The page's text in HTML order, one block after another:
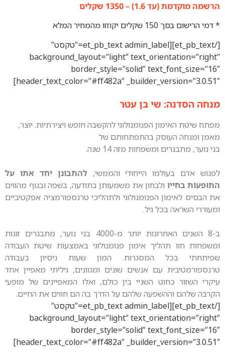
1350 שקלים
המלא
[/et_pb_text][et_pb_text admin_label=”טקסט”
background_layout=”light”
border_style=”solid”
header_text_color=”#ff482a”
שי בן עטר
הפנומנולוגי להקשבה חופש ויצירתיות. יוצר,
בהתפתחותם של
ומשפחות מזה 14 שנה.
הייחודי והממשי,להתבונן יחד אתו על
ולבחון את משמעותן בתודעה, בשפה ובגוף מהווים
הפנומנולוגי ולתהליכי טרנספורמציה אפקטיביים
בכל גיל.
ב-8 השנים האחרונות יותר מ-4000 בני נוער, מתבגרים זוגות
אימון פנומנולוגי באמצעות שיטת העבודה
המסגרות. המון שעות ניסיון בעבודה
עם אנשים שונים ומגוונים, גיליתי מאפיין אחד
השניי בין כולם, ואלו המאפיינים של מופעי
שלהם על הדרך בה הם חווים את החיים.
[/et_pb_text][et_pb_text admin_label=”טקסט”
background_layout=”light”
border_style=”solid”
header_text_color=”#ff482a”